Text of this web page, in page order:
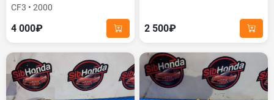
CF3 • 2000
4 000₽ 2 500₽